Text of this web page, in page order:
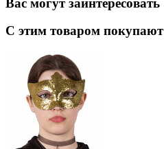
С этим товаром покупают